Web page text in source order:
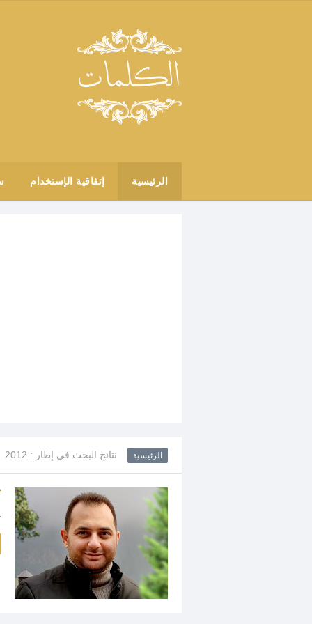
الرئيسية إتفاقية الإستخدام
الرئيسية نتائج البحث في إطار : 2012